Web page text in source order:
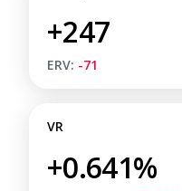
+247
ERV: -71
VR
+0.641%